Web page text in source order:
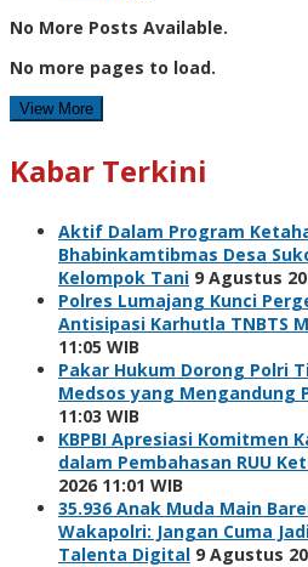
No More Posts Available.
No more pages to load.
View More
Kabar Terkini
Aktif Dalam Program
Bhabinkamtibmas Desa
Kelompok Tani 9 Agustus
Polres Lumajang Kunci
Antisipasi Karhutla TNBTS
11:05 WIB
Pakar Hukum Dorong Polri
Medsos yang Mengandung
11:03 WIB
KBPBI Apresiasi Komitmen
dalam Pembahasan RUU
2026 11:01 WIB
35.936 Anak Muda Main
Wakapolri: Jangan Cuma
Talenta Digital 9 Agustus